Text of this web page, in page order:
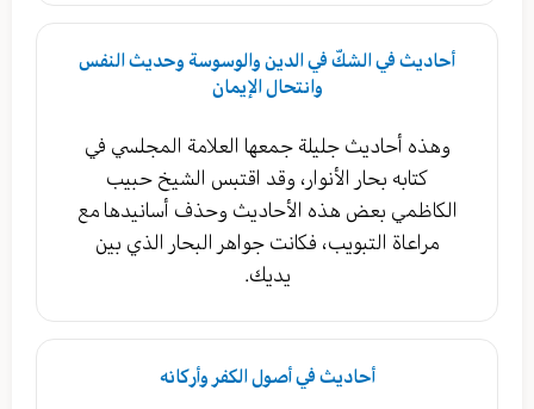
أحاديث في الشكّ في الدين والوسوسة وحديث النفس
وانتحال الإيمان
وهذه أحاديث جليلة جمعها العلامة المجلسي في
كتابه بحار الأنوار، وقد اقتبس الشيخ حبيب
الكاظمي بعض هذه الأحاديث وحذف أسانيدها مع
مراعاة التبويب، فكانت جواهر البحار الذي بين
يديك.
أحاديث في أصول الكفر وأركانه